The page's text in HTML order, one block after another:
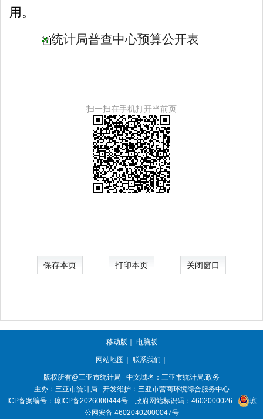
用。
统计局普查中心预算公开表
扫一扫在手机打开当前页
保存本页 打印本页 关闭窗口
移动版 ｜ 电脑版
网站地图 ｜ 联系我们 ｜
版权所有@三亚市统计局
中文域名：三亚市统计局.政务
主办：三亚市统计局
开发维护：三亚市营商环境综合服务中心
ICP备案编号： 琼ICP备2026000444号 政府网站标识码： 4602000026
琼
公网安备 46020402000047号